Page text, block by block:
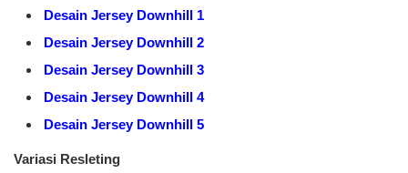
Desain Jersey Downhill 1
Desain Jersey Downhill 2
Desain Jersey Downhill 3
Desain Jersey Downhill 4
Desain Jersey Downhill 5
Variasi Resleting